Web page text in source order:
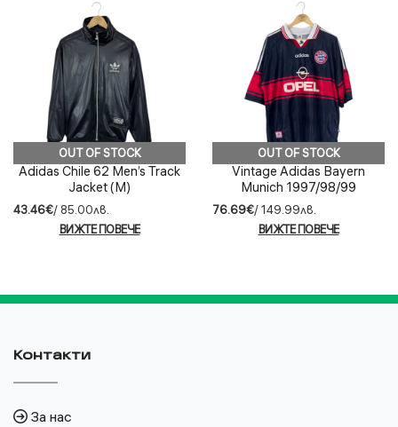
OUT OF STOCK
Adidas Chile 62 Men’s Track
Jacket (M)
43.46€/ 85.00лв.
ВИЖТЕ ПОВЕЧЕ
OUT OF STOCK
Vintage Adidas Bayern
Munich 1997/98/99
футболна тениска (L)
76.69€/ 149.99лв.
ВИЖТЕ ПОВЕЧЕ
Контакти
За нас